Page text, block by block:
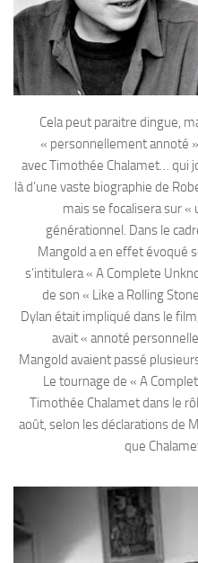
Cela peut paraitre dingue,
« personnellement annoté
avec Timothée Chalamet… qui
là d’une vaste biographie de
mais se focalisera sur
générationnel. Dans le
Mangold a en effet évoqué
s’intitulera « A Complete
de son « Like a Rolling
Dylan était impliqué dans le
avait « annoté
Mangold avaient passé
Le tournage de « A
Timothée Chalamet dans le
août, selon les déclarations de
que